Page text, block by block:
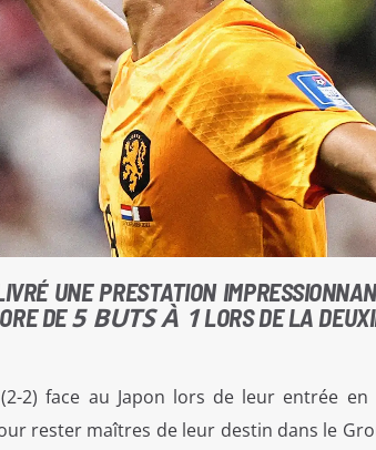
UNE PRESTATION
DE5 BUTS À 1LORS DE LA
2) face au Japon lors de leur entrée en
rester maîtres de leur destin dans le